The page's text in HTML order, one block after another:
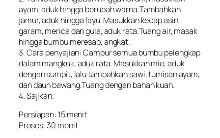
ayam, aduk hingga berubah warna.Tambahkan
jamur, aduk hingga layu. Masukkan kecap asin,
garam, merica dan gula, aduk rata.Tuang air, masak
hingga bumbu meresap, angkat.
3. Cara penyajian: Campur semua bumbu pelengkap
dalam mangkuk, aduk rata. Masukkan mie, aduk
dengan sumpit, lalu tambahkan sawi, tumisan ayam,
dan daun bawang.Tuang dengan bahan kuah.
4. Sajikan.
Persiapan: 15 menit
Proses: 30 menit